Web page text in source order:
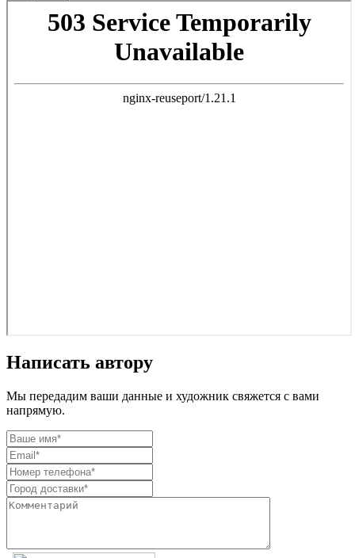
Написать автору
Мы передадим ваши данные и художник свяжется с вами
напрямую.